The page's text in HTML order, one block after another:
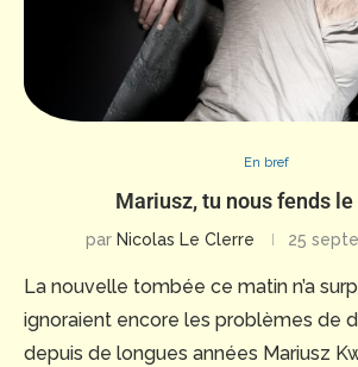
En bref
Mariusz, tu nous fends
par Nicolas Le Clerre 25
La nouvelle tombée ce matin n’a
ignoraient encore les problèmes de
depuis de longues années Mariusz